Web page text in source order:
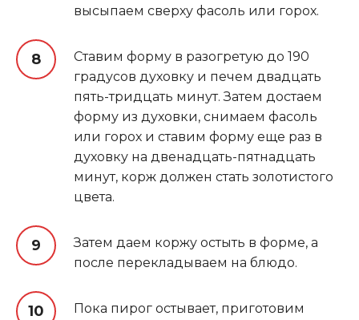
высыпаем сверху фасоль или горох.
Ставим форму в разогретую до 190
градусов духовку и печем двадцать
пять-тридцать минут. Затем достаем
форму из духовки, снимаем фасоль
или горох и ставим форму еще раз в
духовку на двенадцать-пятнадцать
минут, корж должен стать золотистого
цвета.
Затем даем коржу остыть в форме, а
после перекладываем на блюдо.
Пока пирог остывает, приготовим